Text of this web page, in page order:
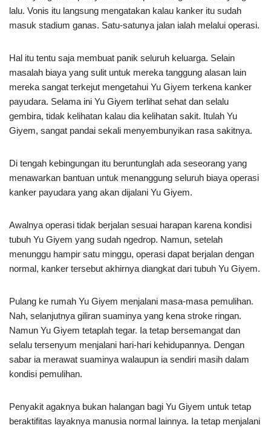
lalu. Vonis itu langsung mengatakan kalau kanker itu sudah
masuk stadium ganas. Satu-satunya jalan ialah melalui operasi.
Hal itu tentu saja membuat panik seluruh keluarga. Selain
masalah biaya yang sulit untuk mereka tanggung alasan lain
mereka sangat terkejut mengetahui Yu Giyem terkena kanker
payudara. Selama ini Yu Giyem terlihat sehat dan selalu
gembira, tidak kelihatan kalau dia kelihatan sakit. Itulah Yu
Giyem, sangat pandai sekali menyembunyikan rasa sakitnya.
Di tengah kebingungan itu beruntunglah ada seseorang yang
menawarkan bantuan untuk menanggung seluruh biaya operasi
kanker payudara yang akan dijalani Yu Giyem.
Awalnya operasi tidak berjalan sesuai harapan karena kondisi
tubuh Yu Giyem yang sudah ngedrop. Namun, setelah
menunggu hampir satu minggu, operasi dapat berjalan dengan
normal, kanker tersebut akhirnya diangkat dari tubuh Yu Giyem.
Pulang ke rumah Yu Giyem menjalani masa-masa pemulihan.
Nah, selanjutnya giliran suaminya yang kena stroke ringan.
Namun Yu Giyem tetaplah tegar. Ia tetap bersemangat dan
selalu tersenyum menjalani hari-hari kehidupannya. Dengan
sabar ia merawat suaminya walaupun ia sendiri masih dalam
kondisi pemulihan.
Penyakit agaknya bukan halangan bagi Yu Giyem untuk tetap
beraktifitas layaknya manusia normal lainnya. Ia tetap menjalani